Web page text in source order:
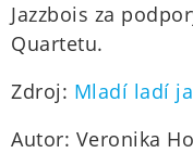
Jazzbois za
Quartetu.
Zdroj: Mladí ladí
Autor: Veronika